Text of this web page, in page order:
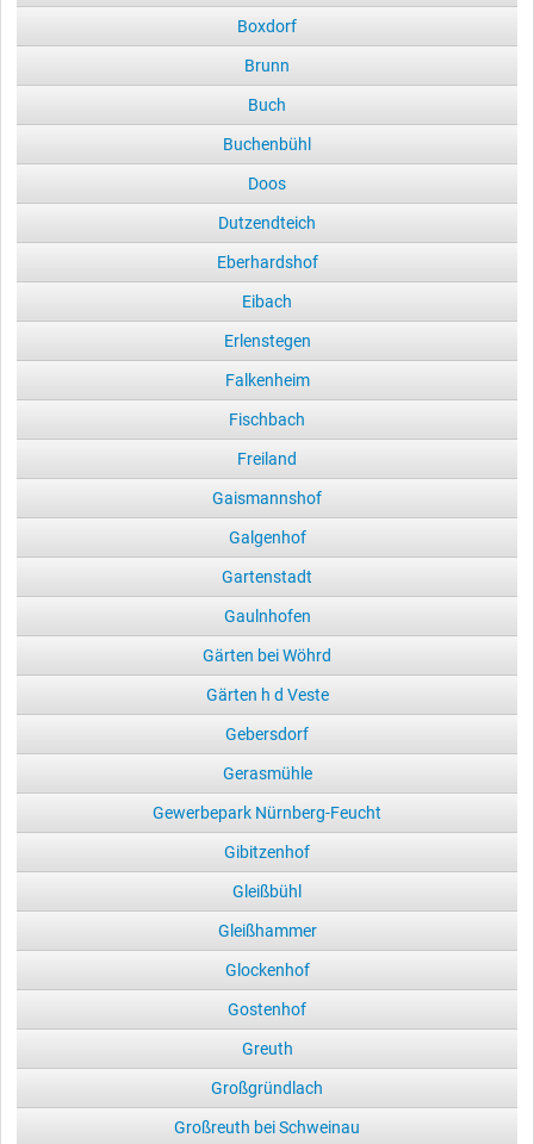
Boxdorf
Brunn
Buch
Buchenbühl
Doos
Dutzendteich
Eberhardshof
Eibach
Erlenstegen
Falkenheim
Fischbach
Freiland
Gaismannshof
Galgenhof
Gartenstadt
Gaulnhofen
Gärten bei Wöhrd
Gärten h d Veste
Gebersdorf
Gerasmühle
Gewerbepark Nürnberg-Feucht
Gibitzenhof
Gleißbühl
Gleißhammer
Glockenhof
Gostenhof
Greuth
Großgründlach
Großreuth bei Schweinau